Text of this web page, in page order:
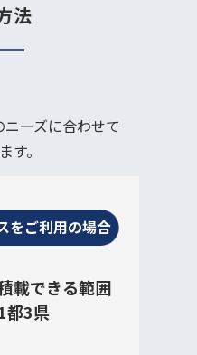
法
ーズに合わせて
す。
をご利用の場合
載できる範囲
都3県